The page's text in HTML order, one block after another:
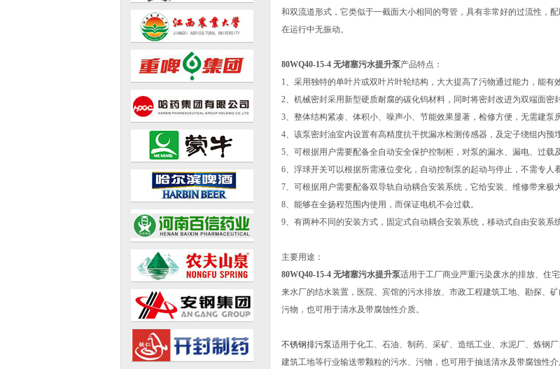
和双流道形式，它类似于一截面大小相同的弯管，具有非常好的过流性，
在运行中无振动。
80WQ40-15-4 无堵塞污水提升泵产品特点：
1、采用独特的单叶片或双叶片叶轮结构，大大提高了污物通过能力，能有
2、机械密封采用新型硬质耐腐的碳化钨材料，同时将密封改进为双端面密
3、整体结构紧凑、体积小、噪声小、节能效果显著，检修方便，无需建泵
4、该泵密封油室内设置有高精度抗干扰漏水检测传感器，及定子绕组内预
5、可根据用户需要配备全自动安全保护控制柜，对泵的漏水、漏电、过载
6、浮球开关可以根据所需液位变化，自动控制泵的起动与停止，不需专人
7、可根据用户需要配备双导轨自动耦合安装系统，它给安装、维修带来极
8、能够在全扬程范围内使用，而保证电机不会过载。
9、有两种不同的安装方式，固定式自动耦合安装系统，移动式自由安装系统
主要用途：
80WQ40-15-4 无堵塞污水提升泵适用于工厂商业严重污染废水的排放、住
来水厂的结水装置，医院、宾馆的污水排放、市政工程建筑工地、勘探、
污物，也可用于清水及带腐蚀性介质。
不锈钢排污泵适用于化工、石油、制药、采矿、造纸工业、水泥厂、炼钢
建筑工地等行业输送带颗粒的污水、污物，也可用于抽送清水及带腐蚀性介